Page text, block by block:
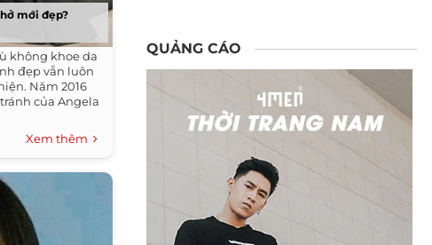
mới đẹp?
không khoe da
đẹp vẫn luôn
Năm 2016
của Angela
Xem thêm
QUẢNG CÁO